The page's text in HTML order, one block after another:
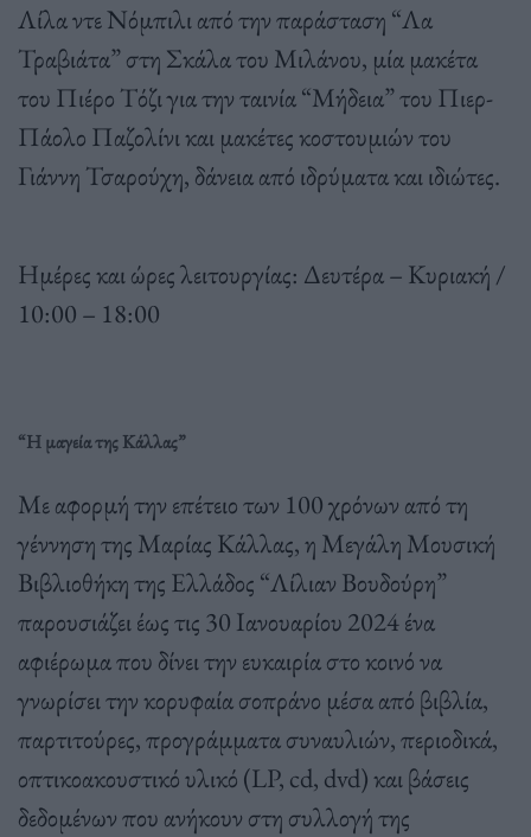
Λίλα ντε Νόμπιλι από την παράσταση “Λα
Τραβιάτα” στη Σκάλα του Μιλάνου, μία μακέτα
του Πιέρο Τόζι για την ταινία “Μήδεια” του Πιερ-
Πάολο Παζολίνι και μακέτες κοστουμιών του
Γιάννη Τσαρούχη, δάνεια από ιδρύματα και ιδιώτες.
Ημέρες και ώρες λειτουργίας: Δευτέρα – Κυριακή /
10:00 – 18:00
“Η μαγεία της Κάλλας”
Με αφορμή την επέτειο των 100 χρόνων από τη
γέννηση της Μαρίας Κάλλας, η Μεγάλη Μουσική
Βιβλιοθήκη της Ελλάδος “Λίλιαν Βουδούρη”
παρουσιάζει έως τις 30 Ιανουαρίου 2024 ένα
αφιέρωμα που δίνει την ευκαιρία στο κοινό να
γνωρίσει την κορυφαία σοπράνο μέσα από βιβλία,
παρτιτούρες, προγράμματα συναυλιών, περιοδικά,
οπτικοακουστικό υλικό (LP, cd, dvd) και βάσεις
δεδομένων που ανήκουν στη συλλογή της